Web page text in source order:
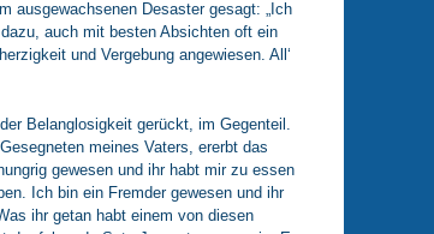
ausgewachsenen Desaster gesagt: „Ich
auch mit besten Absichten oft ein
und Vergebung angewiesen. All‘
Belanglosigkeit gerückt, im Gegenteil.
meines Vaters, ererbt das
gewesen und ihr habt mir zu essen
Ich bin ein Fremder gewesen und ihr
ihr getan habt einem von diesen